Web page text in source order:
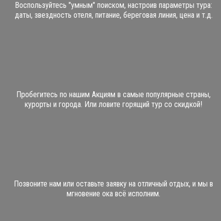
Воспользуйтесь "умным" поиском, настроив параметры тура:
даты, звездность отеля, питание, береговая линия, цена и т.д.
Пробегитесь по нашим Акциям в самые популярные страны,
курорты и города. Или ловите горящий тур со скидкой!
Позвоните нам или оставьте заявку на отличный отдых, и мы в
мгновение ока всё исполним.